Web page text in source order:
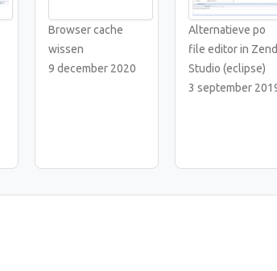
Browser cache
wissen
9 december 2020
Alternatieve po
file editor in Zend
Studio (eclipse)
3 september